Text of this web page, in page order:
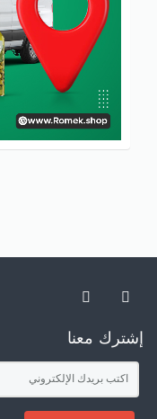
إشترك معنا